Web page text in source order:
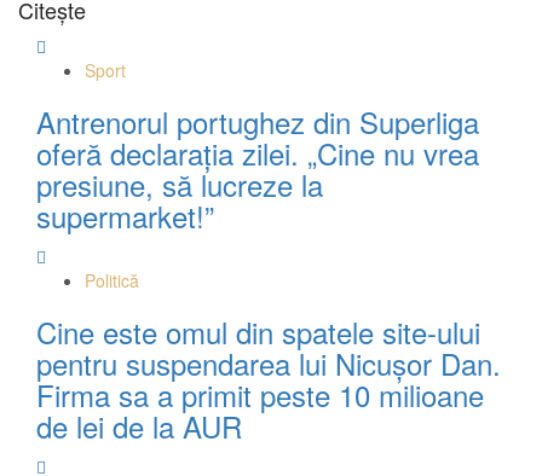
Citește
Sport
Antrenorul portughez din Superliga
oferă declarația zilei. „Cine nu vrea
presiune, să lucreze la
supermarket!”
Politică
Cine este omul din spatele site-ului
pentru suspendarea lui Nicuşor Dan.
Firma sa a primit peste 10 milioane
de lei de la AUR